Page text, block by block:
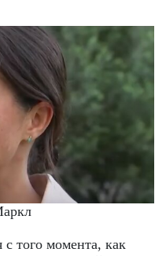
с того момента, как